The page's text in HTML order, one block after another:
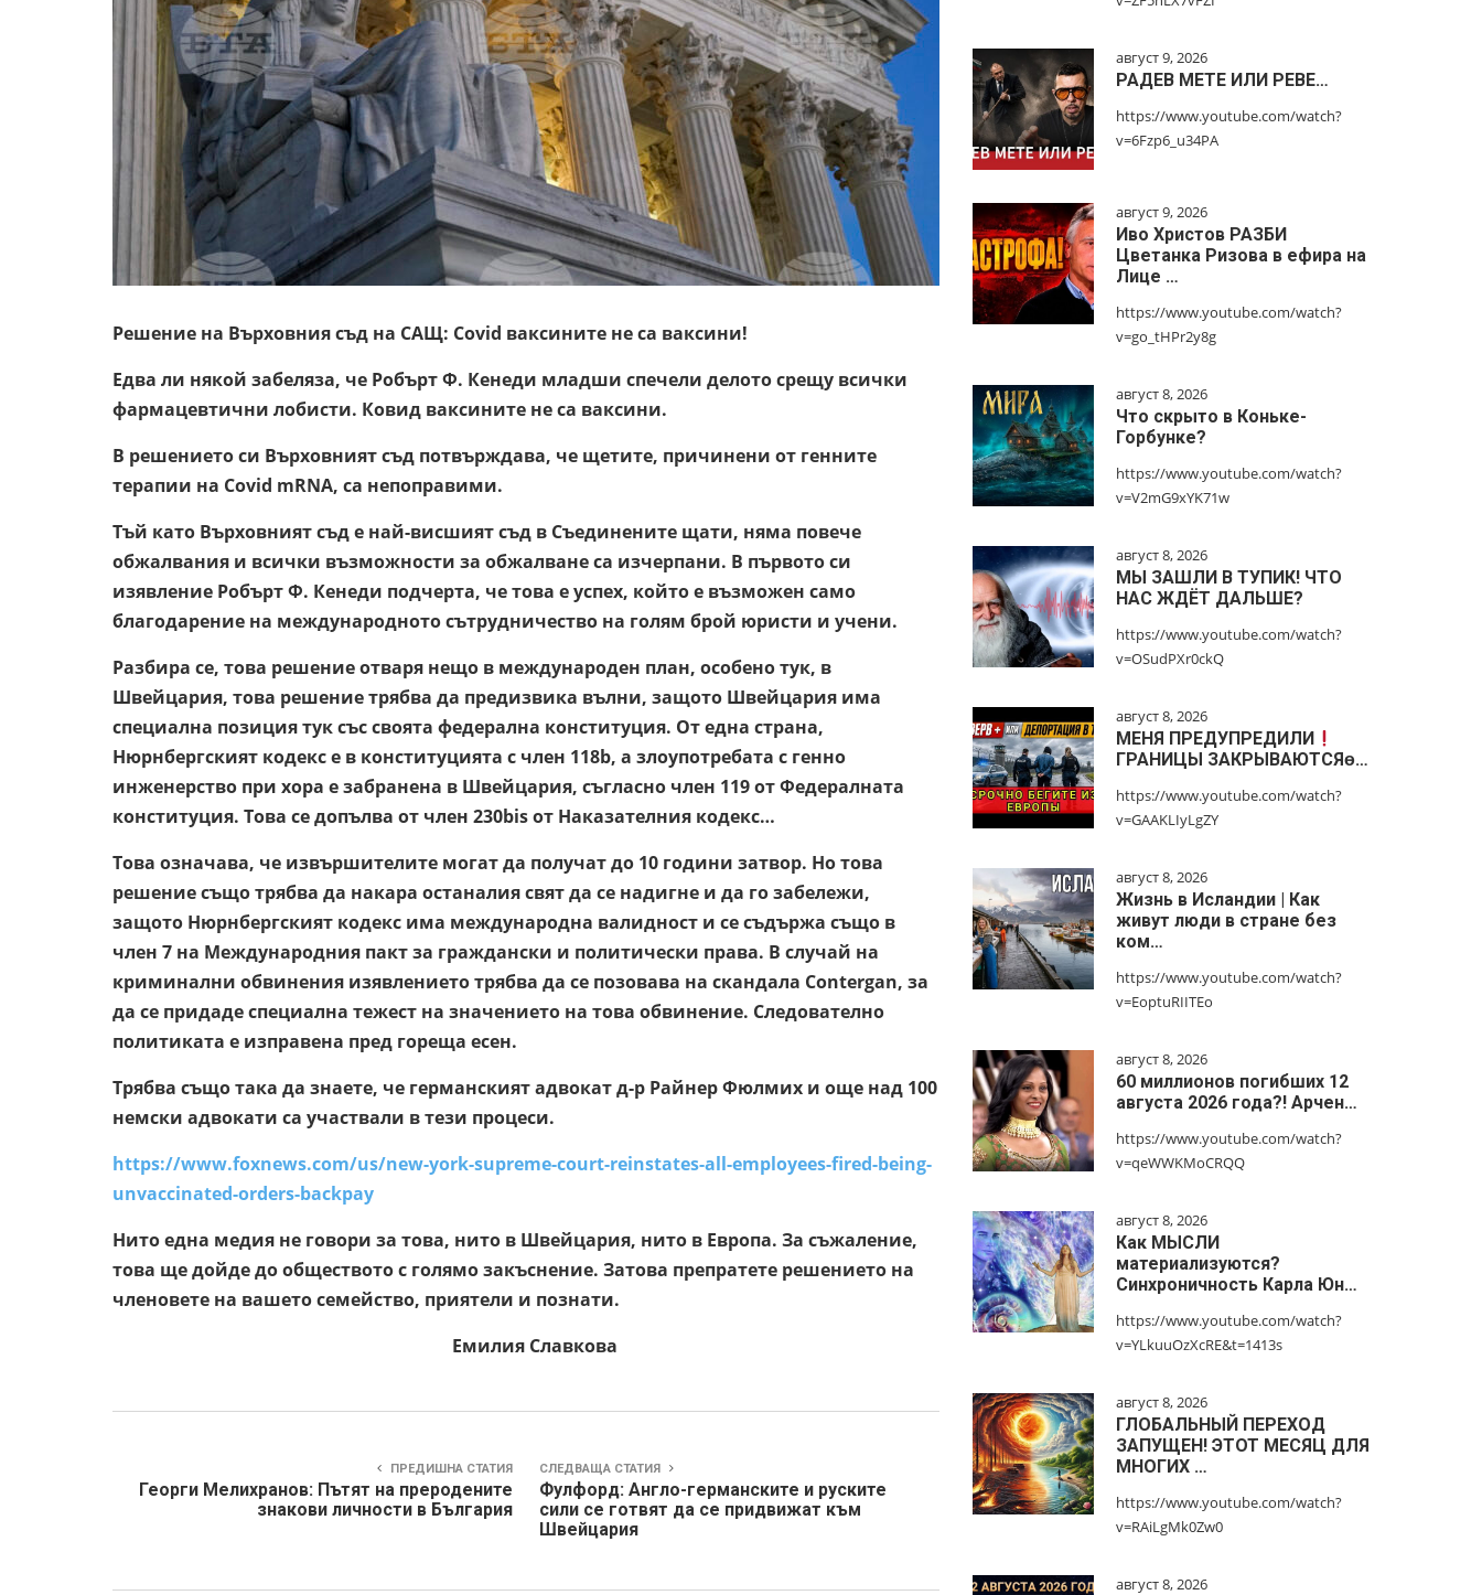
Решение на Върховния съд на САЩ: Covid ваксините не са ваксини!
Едва ли някой забеляза, че Робърт Ф. Кенеди младши спечели делото срещу всички
фармацевтични лобисти. Ковид ваксините не са ваксини.
В решението си Върховният съд потвърждава, че щетите, причинени от генните
терапии на Covid mRNA, са непоправими.
Тъй като Върховният съд е най-висшият съд в Съединените щати, няма повече
обжалвания и всички възможности за обжалване са изчерпани. В първото си
изявление Робърт Ф. Кенеди подчерта, че това е успех, който е възможен само
благодарение на международното сътрудничество на голям брой юристи и учени.
Разбира се, това решение отваря нещо в международен план, особено тук, в
Швейцария, това решение трябва да предизвика вълни, защото Швейцария има
специална позиция тук със своята федерална конституция. От една страна,
Нюрнбергският кодекс е в конституцията с член 118b, а злоупотребата с генно
инженерство при хора е забранена в Швейцария, съгласно член 119 от Федералната
конституция. Това се допълва от член 230bis от Наказателния кодекс…
Това означава, че извършителите могат да получат до 10 години затвор. Но това
решение също трябва да накара останалия свят да се надигне и да го забележи,
защото Нюрнбергският кодекс има международна валидност и се съдържа също в
член 7 на Международния пакт за граждански и политически права. В случай на
криминални обвинения изявлението трябва да се позовава на скандала Contergan, за
да се придаде специална тежест на значението на това обвинение. Следователно
политиката е изправена пред гореща есен.
Трябва също така да знаете, че германският адвокат д-р Райнер Фюлмих и още над 100
немски адвокати са участвали в тези процеси.
https://www.foxnews.com/us/new-york-supreme-court-reinstates-all-employees-fired-being-
unvaccinated-orders-backpay
Нито една медия не говори за това, нито в Швейцария, нито в Европа. За съжаление,
това ще дойде до обществото с голямо закъснение. Затова препратете решението на
членовете на вашето семейство, приятели и познати.
Емилия Славкова
ПРЕДИШНА СТАТИЯ
Георги Мелихранов: Пътят на преродените
знакови личности в България
СЛЕДВАЩА СТАТИЯ
Фулфорд: Англо-германските и руските
сили се готвят да се придвижат към
Швейцария
август 9, 2026
РАДЕВ МЕТЕ ИЛИ РЕВЕ…
https://www.youtube.com/watch?
v=6Fzp6_u34PA
август 9, 2026
Иво Христов РАЗБИ
Цветанка Ризова в ефира на
Лице …
https://www.youtube.com/watch?
v=go_tHPr2y8g
август 8, 2026
Что скрыто в Коньке-
Горбунке?
https://www.youtube.com/watch?
v=V2mG9xYK71w
август 8, 2026
МЫ ЗАШЛИ В ТУПИК! ЧТО
НАС ЖДЁТ ДАЛЬШЕ?
https://www.youtube.com/watch?
v=OSudPXr0ckQ
август 8, 2026
МЕНЯ ПРЕДУПРЕДИЛИ
ГРАНИЦЫ ЗАКРЫВАЮТСЯɵ…
https://www.youtube.com/watch?
v=GAAKLIyLgZY
август 8, 2026
Жизнь в Исландии | Как
живут люди в стране без
ком…
https://www.youtube.com/watch?
v=EoptuRIITEo
август 8, 2026
60 миллионов погибших 12
августа 2026 года?! Арчен…
https://www.youtube.com/watch?
v=qeWWKMoCRQQ
август 8, 2026
Как МЫСЛИ
материализуются?
Синхроничность Карла Юн…
https://www.youtube.com/watch?
v=YLkuuOzXcRE&t=1413s
август 8, 2026
ГЛОБАЛЬНЫЙ ПЕРЕХОД
ЗАПУЩЕН! ЭТОТ МЕСЯЦ ДЛЯ
МНОГИХ …
https://www.youtube.com/watch?
v=RAiLgMk0Zw0
август 8, 2026